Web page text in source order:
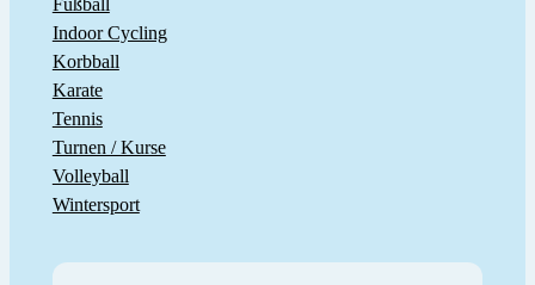
Indoor Cycling
Korbball
Karate
Tennis
Turnen / Kurse
Volleyball
Wintersport